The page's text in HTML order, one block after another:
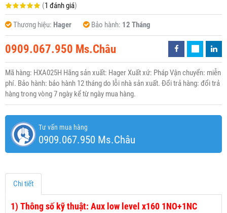
(1 đánh giá)
Thương hiệu: Hager Bảo hành: 12 Tháng
0909.067.950 Ms.Châu
Mã hàng: HXA025H Hãng sản xuất: Hager Xuất xứ: Pháp Vận chuyển: miễn
phí. Bảo hành: bảo hành 12 tháng do lỗi nhà sản xuất. Đổi trả hàng: đổi trả
hàng trong vòng 7 ngày kể từ ngày mua hàng.
Tư vấn mua hàng
0909.067.950 Ms.Châu
Chi tiết
1) Thông số kỹ thuật: Aux low level x160 1NO+1NC